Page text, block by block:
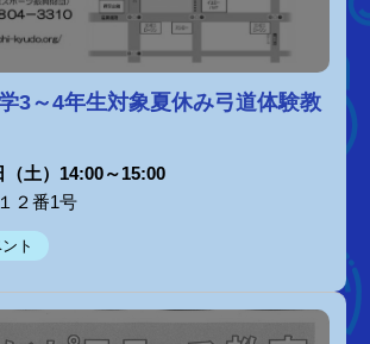
3～4年生対象夏休み弓道体験教
（土）14:00～15:00
２番1号
ト